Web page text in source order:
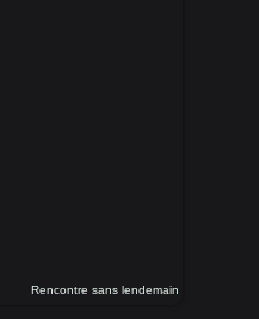
Rencontre sans lendemain